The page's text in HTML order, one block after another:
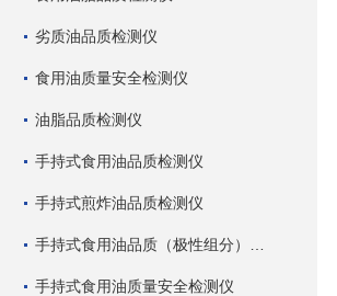
劣质油品质检测仪
食用油质量安全检测仪
油脂品质检测仪
手持式食用油品质检测仪
手持式煎炸油品质检测仪
手持式食用油质量安全检测仪